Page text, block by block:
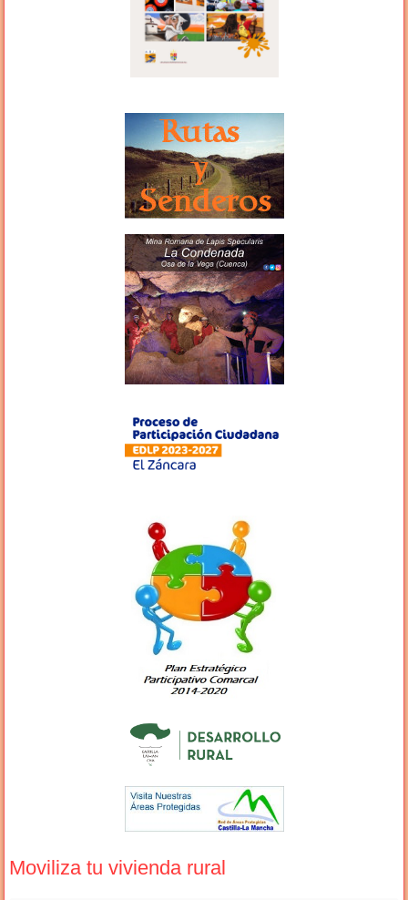
Moviliza tu vivienda rural